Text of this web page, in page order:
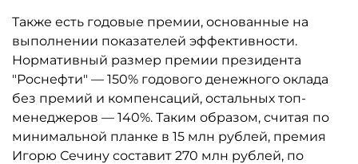
Также есть годовые премии, основанные на
выполнении показателей эффективности.
Нормативный размер премии президента
"Роснефти" — 150% годового денежного оклада
без премий и компенсаций, остальных топ-
менеджеров — 140%. Таким образом, считая по
минимальной планке в 15 млн рублей, премия
Игорю Сечину составит 270 млн рублей, по